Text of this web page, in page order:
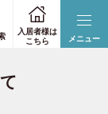
メニュー
入居者様は
こちら